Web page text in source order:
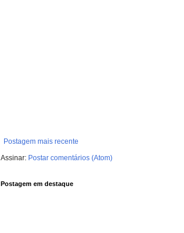
Postagem mais recente
Assinar: Postar comentários (Atom)
Postagem em destaque